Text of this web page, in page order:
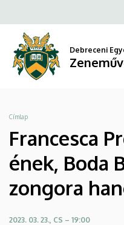
Provvisionato
ének,
Boda
Balázs
zongora
hangversenye
a
tartalomra
Debreceni
Morzsa
Címlap
Francesca
ének, Boda
zongora
2023. 03. 23., CS – 19:00